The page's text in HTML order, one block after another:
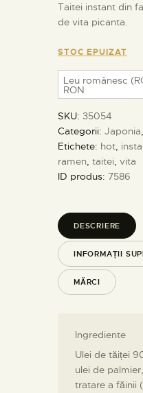
Taitei instant din
de vita picanta.
STOC EPUIZAT
Leu românesc
RON
SKU: 35054
Categorii: Japonia,
Etichete: hot,
ramen, taitei, vita
ID produs: 7586
DESCRIERE
INFORMAȚII
MĂRCI
Ingrediente
Ulei de tăiței
ulei de
tratare a făinii